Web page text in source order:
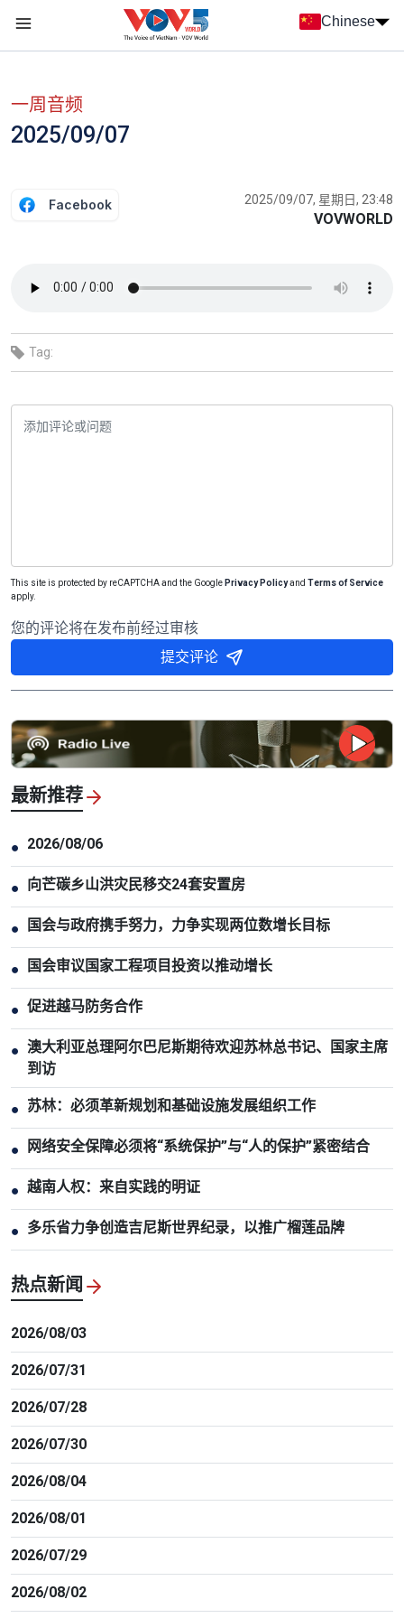
Chinese
一周音频
2025/09/07
Facebook 2025/09/07, 星期日, 23:48
VOVWORLD
Tag:
This site is protected by reCAPTCHA and the Google Privacy Policyand Terms of Service
apply.
您的评论将在发布前经过审核
提交评论
最新推荐
● 2026/08/06
● 向芒碳乡山洪灾民移交24套安置房
● 国会与政府携手努力，力争实现两位数增长目标
● 国会审议国家工程项目投资以推动增长
● 促进越马防务合作
● 澳大利亚总理阿尔巴尼斯期待欢迎苏林总书记、国家主席
到访
● 苏林：必须革新规划和基础设施发展组织工作
● 网络安全保障必须将“系统保护”与“人的保护”紧密结合
● 越南人权：来自实践的明证
● 多乐省力争创造吉尼斯世界纪录，以推广榴莲品牌
热点新闻
2026/08/03
2026/07/31
2026/07/28
2026/07/30
2026/08/04
2026/08/01
2026/07/29
2026/08/02